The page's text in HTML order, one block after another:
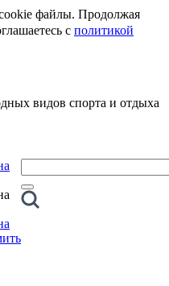
файлы. Продолжая
с политикой
видов спорта и отдыха